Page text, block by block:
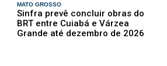
MATO GROSSO
Sinfra prevê concluir obras do
BRT entre Cuiabá e Várzea
Grande até dezembro de 2026